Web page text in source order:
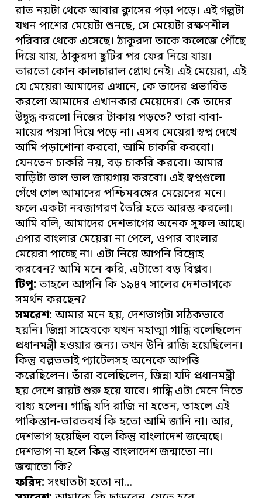
রাত নয়টা থেকে আবার ক্লাসের পড়া পড়ে। এই গল্পটা
যখন পাশের মেয়েটা শুনছে, সে মেয়েটা রক্ষণশীল
পরিবার থেকে এসেছে। ঠাকুরদা তাকে কলেজে পৌঁছে
দিয়ে যায়, ঠাকুরদা ছুটির পর ফের নিয়ে যায়।
তারতো কোন কালচারাল গ্রোথ নেই। এই মেয়েরা, এই
যে মেয়েরা আমাদের এখানে, কে তাদের প্রভাবিত
করলো আমাদের এখানকার মেয়েদের। কে তাদের
উদ্বুদ্ধ করলো নিজের টাকায় পড়তে? তারা বাবা-
মায়ের পয়সা দিয়ে পড়ে না। এসব মেয়েরা স্বপ্ন দেখে
আমি পড়াশোনা করবো, আমি চাকরি করবো।
যেনতেন চাকরি নয়, বড় চাকরি করবো। আমার
বাড়িটা ভাল ভাল জায়গায় করবো। এই স্বপ্নগুলো
গেঁথে গেল আমাদের পশ্চিমবঙ্গের মেয়েদের মনে।
ফলে একটা নবজাগরণ তৈরি হতে আরম্ভ করলো।
আমি বলি, আমাদের দেশভাগের অনেক সুফল আছে।
এপার বাংলার মেয়েরা না পেলে, ওপার বাংলার
মেয়েরা পাচ্ছে না। এটা নিয়ে আপনি বিদ্রোহ
করবেন? আমি মনে করি, এটাতো বড় বিপ্লব।
টিপু: তাহলে আপনি কি ১৯৪৭ সালের দেশভাগকে
সমর্থন করছেন?
সমরেশ: আমার মনে হয়, দেশভাগটা সঠিকভাবে
হয়নি। জিন্না সাহেবকে যখন মহাত্মা গান্ধি বলেছিলেন
প্রধানমন্ত্রী হওয়ার জন্য। তখন উনি রাজি হয়েছিলেন।
কিন্তু বল্লভভাই প্যাটেলসহ অনেকে আপত্তি
করেছিলেন। তাঁরা বলেছিলেন, জিন্না যদি প্রধানমন্ত্রী
হয় দেশে রায়ট শুরু হয়ে যাবে। গান্ধি এটা মেনে নিতে
বাধ্য হলেন। গান্ধি যদি রাজি না হতেন, তাহলে এই
পাকিস্তান-ভারতবর্ষ কি হতো আমি জানি না। আর,
দেশভাগ হয়েছিল বলে কিন্তু বাংলাদেশ জন্মেছে।
দেশভাগ না হলে কিন্তু বাংলাদেশ জন্মাতো না।
জন্মাতো কি?
ফরিদ: সংঘাতটা হতো না…